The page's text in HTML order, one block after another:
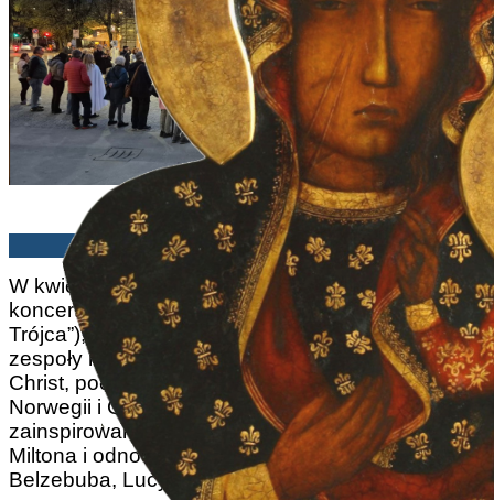
ATFP | 29/04/2025
W kwietniu odbyła się europejska trasa
koncertowa The Unholy Trinity („Nieświęta
Trójca”), w której udział wzięły trzy satanistyczne
zespoły rockowe: Behemoth, Satyricon i Rotting
Christ, pochodzące odpowiednio z Polski,
Norwegii i Grecji. Nazwa trasy została
zainspirowana poematem Raj utracony Johna
Miltona i odnosi się do trzech demonów:
Belzebuba, Lucyfera i Astarotha.